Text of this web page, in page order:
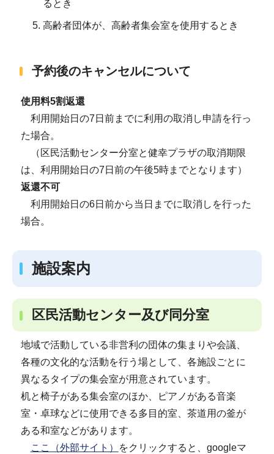
るとき
高齢者団体が、高齢者集会室を使用するとき
予約後のキャンセルについて
使用料5割返還
利用開始日の7日前までに利用の取消し申請を行っ
た場合。
（区民活動センター分室と健幸プラザの取消期限
は、利用開始日の7日前の午後5時までとなります）
返還不可
利用開始日の6日前から当日までに取消しを行った
場合。
施設案内
区民活動センター及び同分室
地域で活動している非営利の団体の集まりや会議、
各種の文化的な活動を行う場として、各施設ごとに
異なるタイプの集会室が用意されています。
机と椅子がある集会室のほか、ピアノがある音楽
室・卓球などに使用できる多目的室、茶道用の釜が
ある和室などがあります。
ここ（外部サイト）
をクリックすると、googleマ